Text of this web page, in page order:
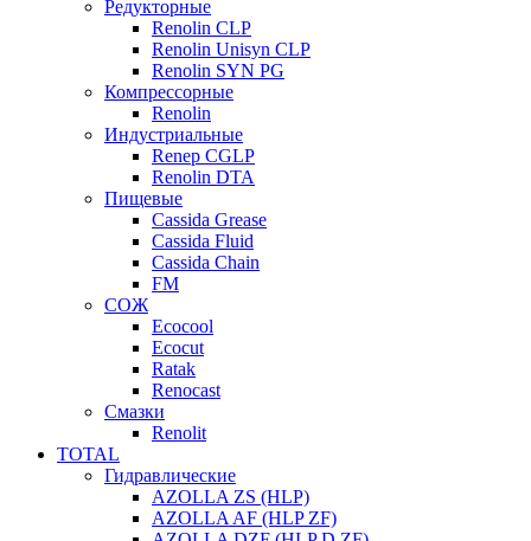
Редукторные
Renolin CLP
Renolin Unisyn CLP
Renolin SYN PG
Компрессорные
Renolin
Индустриальные
Renep CGLP
Renolin DTA
Пищевые
Cassida Grease
Cassida Fluid
Cassida Chain
FM
СОЖ
Ecocool
Ecocut
Ratak
Renocast
Смазки
Renolit
TOTAL
Гидравлические
AZOLLA ZS (HLP)
AZOLLA AF (HLP ZF)